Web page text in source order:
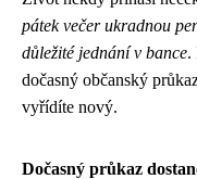
pátek večer ukradnou
důležité jednání v bance.
dočasný občanský
vyřídíte nový.
Dočasný průkaz